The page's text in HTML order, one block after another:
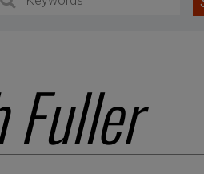
Fuller